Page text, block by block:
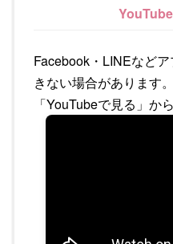
Facebook・LINEなど
きない場合があります
「YouTubeで見る」か